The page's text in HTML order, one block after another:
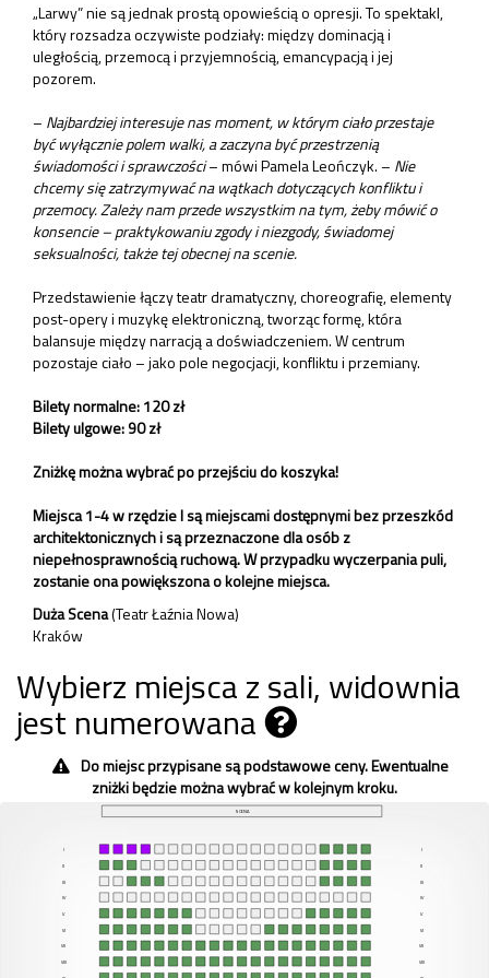
„Larwy” nie są jednak prostą opowieścią o opresji. To spektakl,
który rozsadza oczywiste podziały: między dominacją i
uległością, przemocą i przyjemnością, emancypacją i jej
pozorem.
– Najbardziej interesuje nas moment, w którym ciało przestaje
być wyłącznie polem walki, a zaczyna być przestrzenią
świadomości i sprawczości– mówi Pamela Leończyk. – Nie
chcemy się zatrzymywać na wątkach dotyczących konfliktu i
przemocy. Zależy nam przede wszystkim na tym, żeby mówić o
konsencie – praktykowaniu zgody i niezgody, świadomej
seksualności, także tej obecnej na scenie.
Przedstawienie łączy teatr dramatyczny, choreografię, elementy
post-opery i muzykę elektroniczną, tworząc formę, która
balansuje między narracją a doświadczeniem. W centrum
pozostaje ciało – jako pole negocjacji, konfliktu i przemiany.
Bilety normalne: 120 zł
Bilety ulgowe: 90 zł
Zniżkę można wybrać po przejściu do koszyka!
Miejsca 1-4 w rzędzie I są miejscami dostępnymi bez przeszkód
architektonicznych i są przeznaczone dla osób z
niepełnosprawnością ruchową. W przypadku wyczerpania puli,
zostanie ona powiększona o kolejne miejsca.
Duża Scena(Teatr Łaźnia Nowa)
Kraków
Wybierz miejsca z sali, widownia
jest numerowana
Do miejsc przypisane są podstawowe ceny. Ewentualne
zniżki będzie można wybrać w kolejnym kroku.